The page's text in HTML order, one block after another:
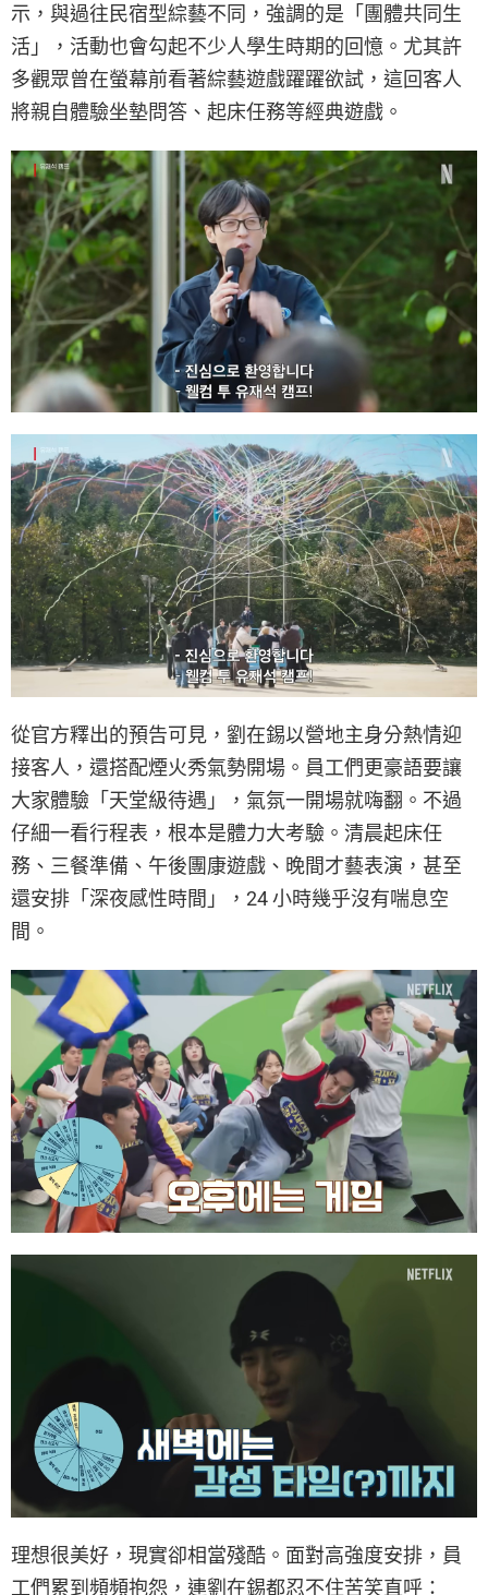
示，與過往民宿型綜藝不同，強調的是「團體共同生
活」，活動也會勾起不少人學生時期的回憶。尤其許
多觀眾曾在螢幕前看著綜藝遊戲躍躍欲試，這回客人
將親自體驗坐墊問答、起床任務等經典遊戲。
從官方釋出的預告可見，劉在錫以營地主身分熱情迎
接客人，還搭配煙火秀氣勢開場。員工們更豪語要讓
大家體驗「天堂級待遇」，氣氛一開場就嗨翻。不過
仔細一看行程表，根本是體力大考驗。清晨起床任
務、三餐準備、午後團康遊戲、晚間才藝表演，甚至
還安排「深夜感性時間」，24 小時幾乎沒有喘息空
間。
理想很美好，現實卻相當殘酷。面對高強度安排，員
工們累到頻頻抱怨，連劉在錫都忍不住苦笑直呼：